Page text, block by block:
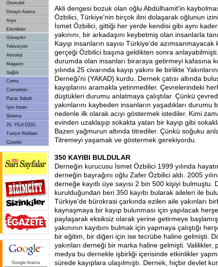
Otomobil
Detaylı Arama
Arşiv
Etkinlikler
Günaydın
Televizyon
Astroloji
Magazin
Sağlık
Cuma
Cumartesi
Pazar Sabah
İşte İnsan
Sinema
20. YILA ÖZEL
Turizm Rehberi
Çizerler
Google Arama
Akli dengesi bozuk olan oğlu Abdülhamit'in
Özbilici, Türkiye'nin birçok ilini dolaşarak oğlunun
İsmet Özbilici, gittiği her yerde kendisi gibi aynı
yakınını, bir arkadaşını keybetmiş olan insanlarla
Kayıp insanların sayısı Türkiye'de azımsanmayacak
gerçeği Özbilici başına geldikten sonra
durumda olan insanları biraraya getirmeyi kafasına
yılında 25 civarında kayıp yakını ile birlikte
Derneği'ni (YAKAD) kurdu. Dernek çatısı altında
kayıplarını aramakla yetinmediler. Çevrelerindeki
düştükleri durumu anlatmaya çalıştılar. Çünkü
yakınlarını kaybeden insanların yaşadıkları durumu
nedenle ilk olarak acıyı göstermek istediler. Kimi
evinden uzaklaşıp sokakta yatan bir kayıp gibi
Bazen yağmurun altında titrediler. Çünkü soğuku
Titremeyi yaşamak ve göstermek gerekiyordu.
350 KAYIBI BULDULAR
Derneğin kurucusu İsmet Özbilici 1999 yılında
derneğin bayrağını oğlu Zafer Özbilici aldı. 2005
derneğe kayıtlı üye sayısı 2 bin 500 kişiyi bulmuştu.
kurulduğundan beri 350 kayıbı bularak aileleri ile
Türkiye'de bürokrasi çarkında ezilen aile yakınları
kaynaşmaya bir kayıp bulunması için yapılacak
paylaşarak eksiksiz olarak yerine getirmeye
yakınının kayıbını bulmak için yapmaya çalıştığı
bir eğitim, bir diğeri için ise tecrübe haline gelmişti.
yakınları derneği bir marka haline gelmişti. Valilikler,
medya bu dernekle işbirliği içerisinde etkinlikler
sürede kayıplara ulaşılmıştı. Dernek, hiçbir devlet